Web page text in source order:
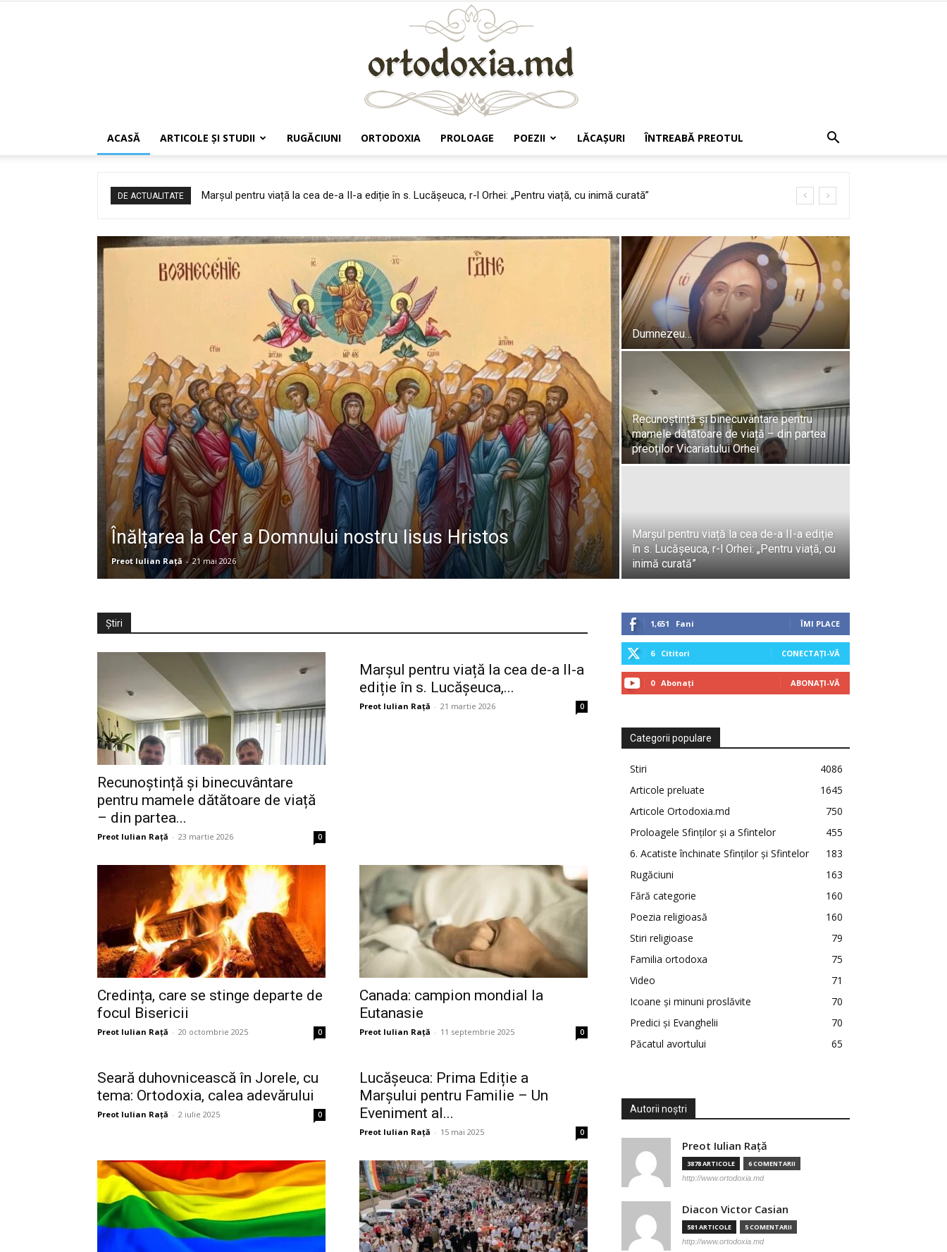
ACASĂ ARTICOLE ŞI STUDII RUGĂCIUNI ORTODOXIA PROLOAGE POEZII LĂCAŞURI ÎNTREABĂ PREOTUL
DE ACTUALITATE Credința, care se stinge departe de focul Bisericii
Înălțarea la Cer a Domnului nostru Iisus Hristos
Preot Iulian Raţă - 21 mai 2026
Dumnezeu…
Recunoștință și binecuvântare pentru
mamele dătătoare de viață – din partea
preoților Vicariatului Orhei
Marșul pentru viață la cea de-a II-a ediție
în s. Lucășeuca, r-l Orhei: „Pentru viață, cu
inimă curată”
Știri
Recunoștință și binecuvântare
pentru mamele dătătoare de viață
– din partea...
Preot Iulian Raţă - 23 martie 2026 0
Marșul pentru viață la cea de-a II-a
ediție în s. Lucășeuca,...
Preot Iulian Raţă - 21 martie 2026 0
Credința, care se stinge departe de
focul Bisericii
Preot Iulian Raţă - 20 octombrie 2025 0
Canada: campion mondial la
Eutanasie
Preot Iulian Raţă - 11 septembrie 2025 0
Seară duhovnicească în Jorele, cu
tema: Ortodoxia, calea adevărului
Preot Iulian Raţă - 2 iulie 2025 0
Lucășeuca: Prima Ediție a
Marșului pentru Familie – Un
Eveniment al...
Preot Iulian Raţă - 15 mai 2025 0
1,651 Fani ÎMI PLACE
6 Cititori CONECTAȚI-VĂ
0 Abonați ABONAȚI-VĂ
Categorii populare
Stiri
4086
Articole preluate
1645
Articole Ortodoxia.md
750
Proloagele Sfinților și a Sfintelor
455
6. Acatiste închinate Sfinților și Sfintelor
183
Rugăciuni
163
Fără categorie
160
Poezia religioasă
160
Stiri religioase
79
Familia ortodoxa
75
Video
71
Icoane și minuni proslăvite
70
Predici şi Evanghelii
70
Păcatul avortului
65
Autorii noștri
Preot Iulian Raţă
3878 ARTICOLE 6 COMENTARII
http://www.ortodoxia.md
Diacon Victor Casian
581 ARTICOLE 5 COMENTARII
http://www.ortodoxia.md